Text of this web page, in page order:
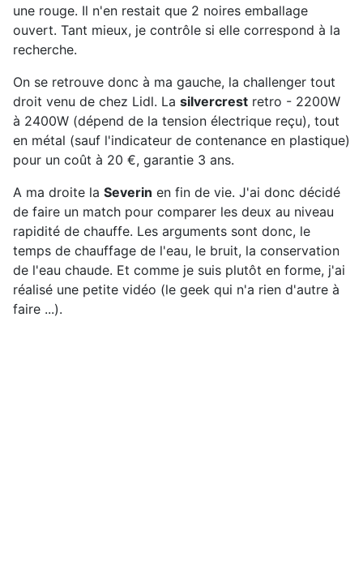
une rouge. Il n'en restait que 2 noires emballage
ouvert. Tant mieux, je contrôle si elle correspond à la
recherche.
On se retrouve donc à ma gauche, la challenger tout
droit venu de chez Lidl. La silvercrest retro - 2200W
à 2400W (dépend de la tension électrique reçu), tout
en métal (sauf l'indicateur de contenance en plastique)
pour un coût à 20 €, garantie 3 ans.
A ma droite la Severin en fin de vie. J'ai donc décidé
de faire un match pour comparer les deux au niveau
rapidité de chauffe. Les arguments sont donc, le
temps de chauffage de l'eau, le bruit, la conservation
de l'eau chaude. Et comme je suis plutôt en forme, j'ai
réalisé une petite vidéo (le geek qui n'a rien d'autre à
faire ...).